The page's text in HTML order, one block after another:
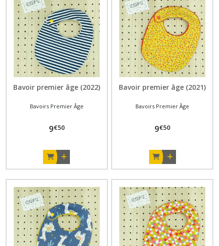
Bavoir premier âge (2022)
Bavoirs Premier Âge
9€50
Bavoir premier âge (2021)
Bavoirs Premier Âge
9€50